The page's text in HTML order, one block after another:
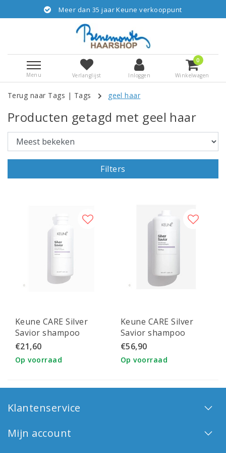
Meer dan 35 jaar Keune verkooppunt
Menu Verlanglijst Inloggen
0
Winkelwagen
Terug naar Tags | Tags geel haar
Producten getagd met geel haar
Filters
Keune CARE Silver
Savior shampoo
300ml
€21,60
Op voorraad
Keune CARE Silver
Savior shampoo
1000ml
€56,90
Op voorraad
Klantenservice
Mijn account